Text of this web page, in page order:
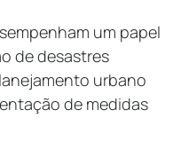
um papel
de desastres
urbano
de medidas